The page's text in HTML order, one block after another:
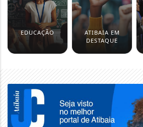
EDUCAÇÃO
ATIBAIA EM
DESTAQUE